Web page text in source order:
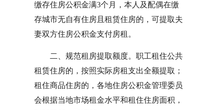
缴存住房公积金满3个月，本人及配偶在缴
存城市无自有住房且租赁住房的，可提取夫
妻双方住房公积金支付房租。
二、规范租房提取额度。职工租住公共
租赁住房的，按照实际房租支出全额提取；
租住商品住房的，各地住房公积金管理委员
会根据当地市场租金水平和租住住房面积，